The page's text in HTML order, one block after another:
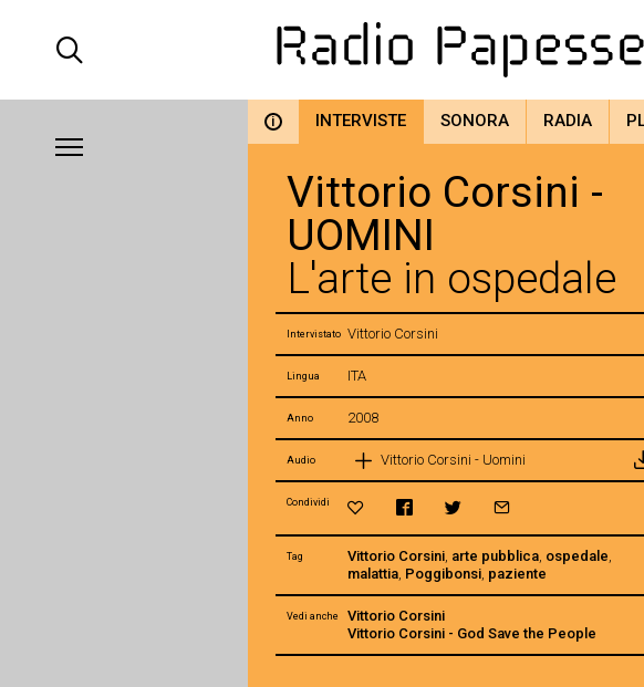
i INTERVISTE SONORA RADIA
Vittorio Corsini -
UOMINI
L'arte in ospedale
Intervistato Vittorio Corsini
Lingua ITA
Anno 2008
Audio Vittorio Corsini - Uomini
Condividi
Tag Vittorio Corsini, arte pubblica, ospedale,
malattia, Poggibonsi, paziente
Vedi anche
Vittorio Corsini
Vittorio Corsini - God Save the People